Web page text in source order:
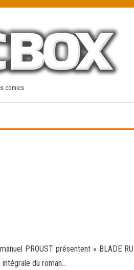
comics
PROUST présentent « BLADE
intégrale du roman…